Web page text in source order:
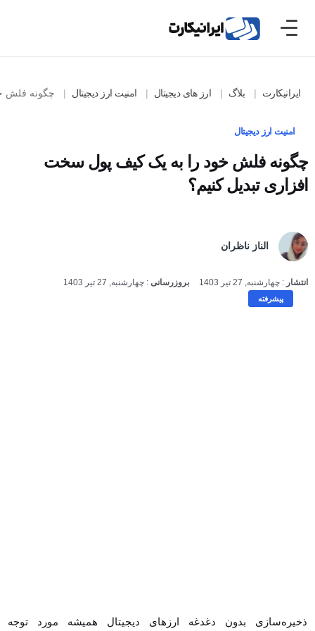
ایرانیکارت بلاگ ارز های دیجیتال امنیت ارز دیجیتال چگونه فلش
امنیت ارز دیجیتال
چگونه فلش خود را به یک کیف پول سخت افزاری
تبدیل کنیم؟
الناز ناظران
انتشار:چهارشنبه, 27 تیر 1403 بروزرسانی:چهارشنبه, 27 تیر 1403
سرمایه‌گذاران و تریدرها بوده است. برای این کار سرمایه‌گذاران یا باید از